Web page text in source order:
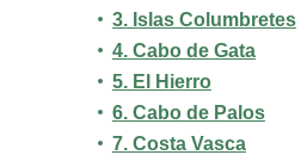
3.Islas Columbretes
4.Cabo de Gata
5.El Hierro
6.Cabo de Palos
7.Costa Vasca